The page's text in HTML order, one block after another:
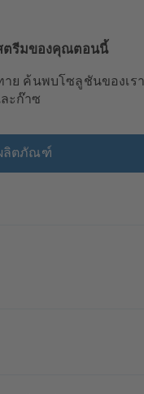
ตรีมของคุณตอนนี้
ย ค้นพบโซลูชันของเรา
ะก๊าซ
ลิตภัณฑ์